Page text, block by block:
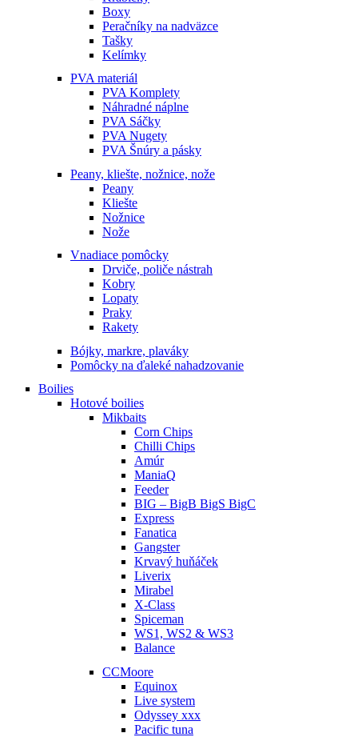
Boxy
Peračníky na nadväzce
Tašky
Kelímky
PVA materiál
PVA Komplety
Náhradné náplne
PVA Sáčky
PVA Nugety
PVA Šnúry a pásky
Peany, kliešte, nožnice, nože
Peany
Kliešte
Nožnice
Nože
Vnadiace pomôcky
Drviče, poliče nástrah
Kobry
Lopaty
Praky
Rakety
Bójky, markre, plaváky
Pomôcky na ďaleké nahadzovanie
Boilies
Hotové boilies
Mikbaits
Corn Chips
Chilli Chips
Amúr
ManiaQ
Feeder
BIG – BigB BigS BigC
Express
Fanatica
Gangster
Krvavý huňáček
Liverix
Mirabel
X-Class
Spiceman
WS1, WS2 & WS3
Balance
CCMoore
Equinox
Live system
Odyssey xxx
Pacific tuna